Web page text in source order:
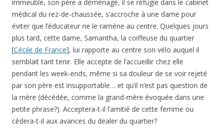
immeuble, son père a déménagé, il se réfugie dans le cabinet
médical du rez-de-chaussée, s’accroche à une dame pour
éviter que l’éducateur ne le ramène au centre. Quelques jours
plus tard, cette dame, Samantha, la coiffeuse du quartier
[Cécile de France], lui rapporte au centre son vélo auquel il
semblait tant tenir. Elle accepte de l’accueillir chez elle
pendant les week-ends, même si sa douleur de se voir rejeté
par son père est insupportable… et qu’il n’est pas question de
la mère (décédée, comme la grand-mère évoquée dans une
petite phrase?). Acceptera-t-il l’amitié de cette femme ou
cèdera-t-il aux avances du dealer du quartier?